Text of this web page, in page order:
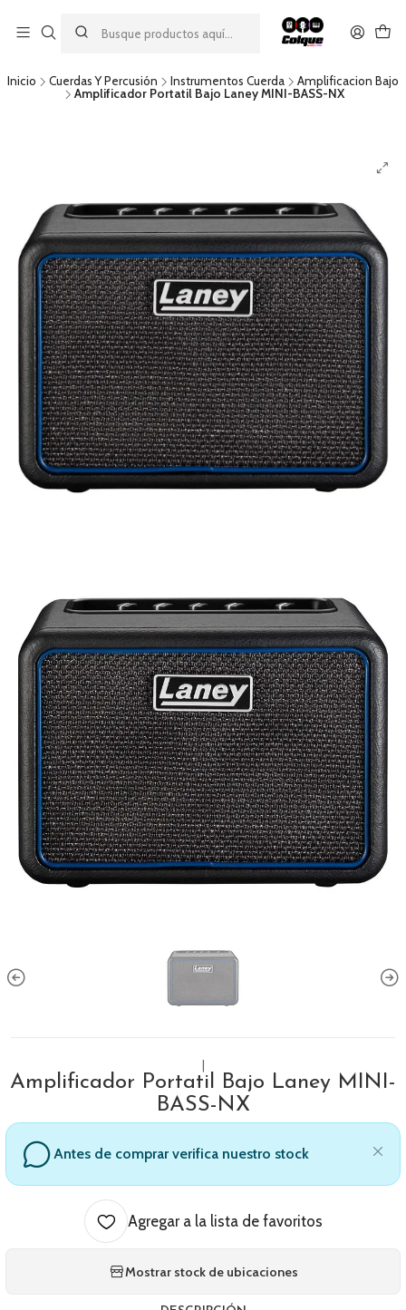
descuento por pago con transferencia bancaria
por una compra mínima de $49.990. Este descuento no es
acumulable a otras promociones ni aplicable a gastos de envío.
Inicio Cuerdas Y Percusión Instrumentos Cuerda
Amplificacion Bajo
Amplificador Portatil Bajo Laney MINI-BASS-NX
Amplificador Portatil Bajo Laney MINI-
BASS-NX
Antes de comprar verifica nuestro stock
Agregar a la lista de favoritos
Mostrar stock de ubicaciones